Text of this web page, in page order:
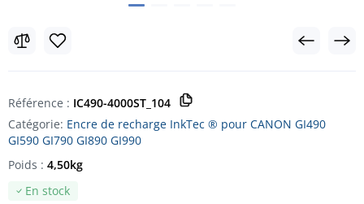
Référence : IC490-4000ST_104
Catégorie: Encre de recharge InkTec ® pour CANON GI490
GI590 GI790 GI890 GI990
En stock
Poids : 4,50kg